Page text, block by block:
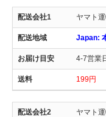
ヤマト
Japan:
4-7営業
199円
ヤマト